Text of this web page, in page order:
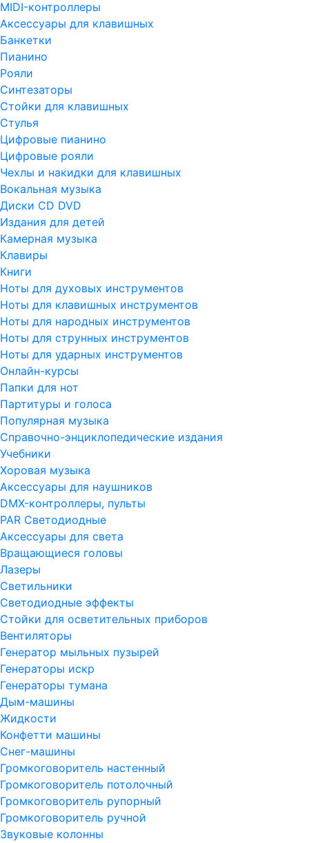
MIDI-контроллеры
Аксессуары для клавишных
Банкетки
Пианино
Рояли
Синтезаторы
Стойки для клавишных
Стулья
Цифровые пианино
Цифровые рояли
Чехлы и накидки для клавишных
Вокальная музыка
Диски CD DVD
Издания для детей
Камерная музыка
Клавиры
Книги
Ноты для духовых инструментов
Ноты для клавишных инструментов
Ноты для народных инструментов
Ноты для струнных инструментов
Ноты для ударных инструментов
Онлайн-курсы
Папки для нот
Партитуры и голоса
Популярная музыка
Справочно-энциклопедические издания
Учебники
Хоровая музыка
Аксессуары для наушников
DMX-контроллеры, пульты
PAR Светодиодные
Аксессуары для света
Вращающиеся головы
Лазеры
Светильники
Светодиодные эффекты
Стойки для осветительных приборов
Вентиляторы
Генератор мыльных пузырей
Генераторы искр
Генераторы тумана
Дым-машины
Жидкости
Конфетти машины
Снег-машины
Громкоговоритель настенный
Громкоговоритель потолочный
Громкоговоритель рупорный
Громкоговоритель ручной
Звуковые колонны